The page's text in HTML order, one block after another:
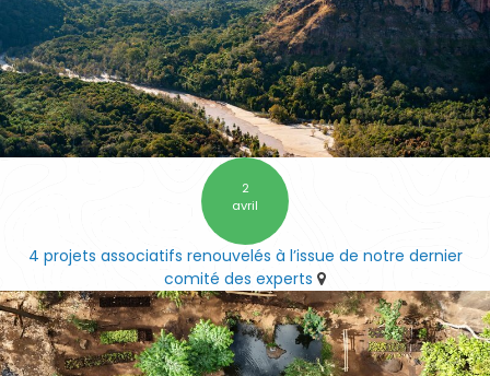
2
avril
4 projets associatifs renouvelés à l’issue de notre dernier
comité des experts